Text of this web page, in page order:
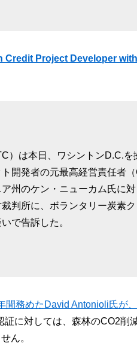
Credit Project Developer
）は本日、ワシントンD.C.を
開発者の元最高経営責任者（
州のケン・ニューカム氏に
判所に、ボランタリー炭素ク
で告訴した。
間務めたDavid Antonioli氏が
証に対しては、森林のCO2削
ん。